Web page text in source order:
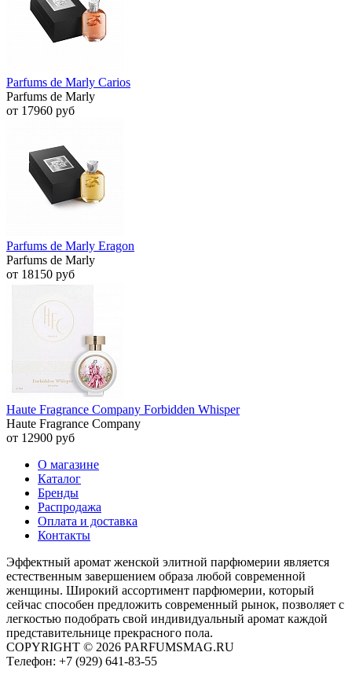
Parfums de Marly Carios
Parfums de Marly
от 17960 руб
Parfums de Marly Eragon
Parfums de Marly
от 18150 руб
Haute Fragrance Company Forbidden Whisper
Haute Fragrance Company
от 12900 руб
О магазине
Каталог
Бренды
Распродажа
Оплата и доставка
Контакты
Эффектный аромат женской элитной парфюмерии является
естественным завершением образа любой современной
женщины. Широкий ассортимент парфюмерии, который
сейчас способен предложить современный рынок, позволяет с
легкостью подобрать свой индивидуальный аромат каждой
представительнице прекрасного пола.
COPYRIGHT © 2026 PARFUMSMAG.RU
Tелефон: +7 (929) 641-83-55